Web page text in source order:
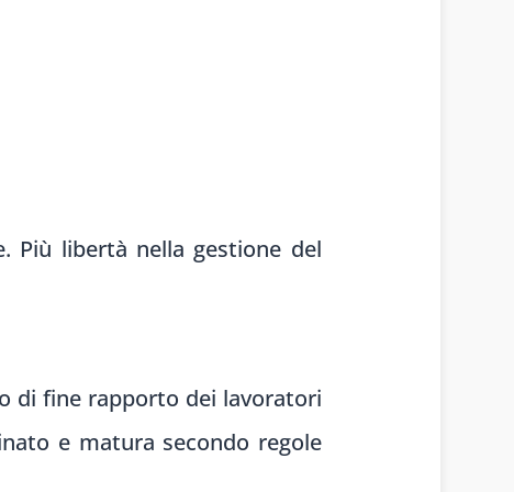
Più libertà nella gestione del
di fine rapporto dei lavoratori
e matura secondo regole